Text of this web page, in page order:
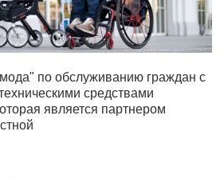
по обслуживанию граждан с
средствами
является партнером